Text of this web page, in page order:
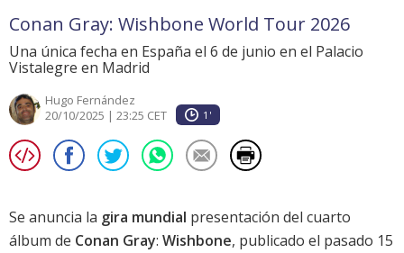
Conan Gray: Wishbone World Tour 2026
Una única fecha en España el 6 de junio en el Palacio
Vistalegre en Madrid
Hugo Fernández
20/10/2025 | 23:25 CET
1'
Se anuncia la gira mundial presentación del cuarto
álbum de Conan Gray: Wishbone, publicado el pasado 15